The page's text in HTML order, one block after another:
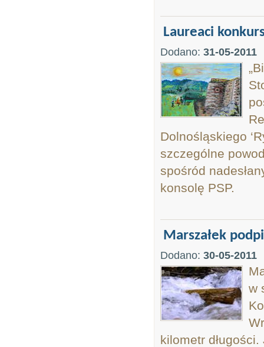
Laureaci
Dodano: 31-05-2011
Dolnośląskiego
szczególne
spośród
konsolę PSP.
Marszałek
Dodano: 30-05-2011
w
kilometr długości.